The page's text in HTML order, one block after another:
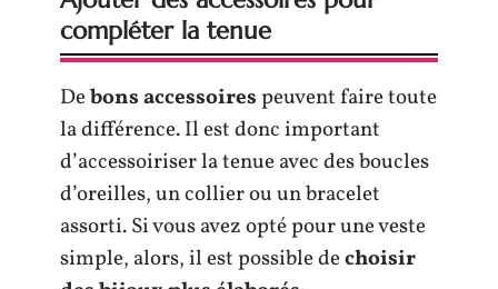
compléter la tenue
Debons accessoirespeuvent faire toute
la différence. Il est donc important
d’accessoiriser la tenue avec des boucles
d’oreilles, un collier ou un bracelet
assorti. Si vous avez opté pour une veste
simple, alors, il est possible dechoisir